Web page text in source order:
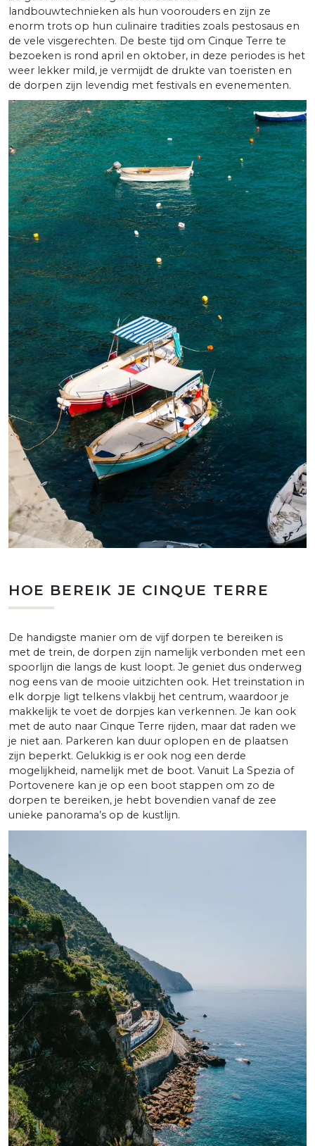
landbouwtechnieken als hun voorouders en zijn ze
enorm trots op hun culinaire tradities zoals pestosaus en
de vele visgerechten. De beste tijd om Cinque Terre te
bezoeken is rond april en oktober, in deze periodes is het
weer lekker mild, je vermijdt de drukte van toeristen en
de dorpen zijn levendig met festivals en evenementen.
HOE BEREIK JE CINQUE TERRE
De handigste manier om de vijf dorpen te bereiken is
met de trein, de dorpen zijn namelijk verbonden met een
spoorlijn die langs de kust loopt. Je geniet dus onderweg
nog eens van de mooie uitzichten ook. Het treinstation in
elk dorpje ligt telkens vlakbij het centrum, waardoor je
makkelijk te voet de dorpjes kan verkennen. Je kan ook
met de auto naar Cinque Terre rijden, maar dat raden we
je niet aan. Parkeren kan duur oplopen en de plaatsen
zijn beperkt. Gelukkig is er ook nog een derde
mogelijkheid, namelijk met de boot. Vanuit La Spezia of
Portovenere kan je op een boot stappen om zo de
dorpen te bereiken, je hebt bovendien vanaf de zee
unieke panorama’s op de kustlijn.